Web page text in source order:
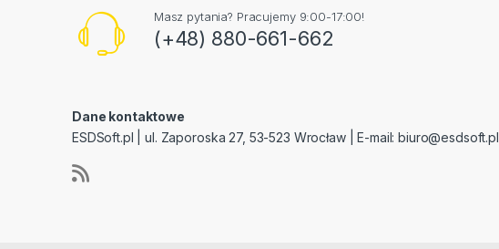
Masz pytania? Pracujemy 9:00-17:00!
(+48) 880-661-662
Dane kontaktowe
ESDSoft.pl | ul. Zaporoska 27, 53-523 Wrocław | E-mail:biuro@esdsoft.pl